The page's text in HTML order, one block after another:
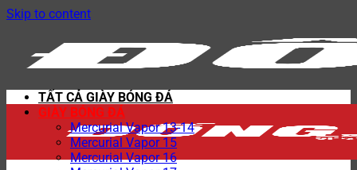
Skip to content
TẤT CẢ GIÀY BÓNG ĐÁ
GIÀY BÓNG ĐÁ
Mercurial Vapor 13-14
Mercurial Vapor 15
Mercurial Vapor 16